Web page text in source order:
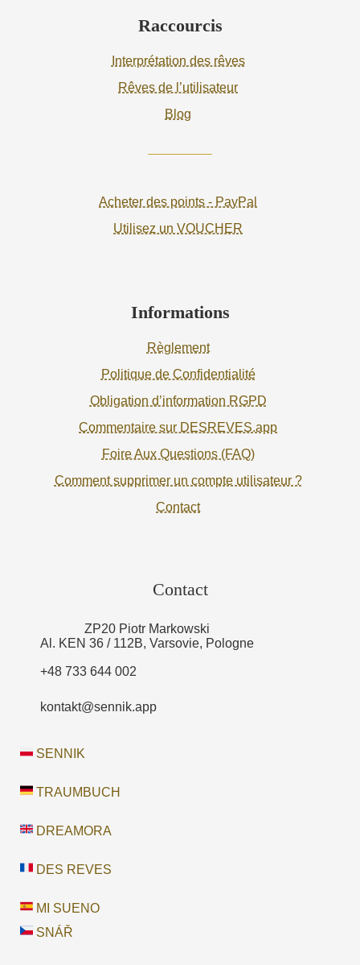
Raccourcis
Interprétation des rêves
Rêves de l’utilisateur
Blog
Acheter des points - PayPal
Utilisez un VOUCHER
Informations
Règlement
Politique de Confidentialité
Obligation d’information RGPD
Commentaire sur DESREVES.app
Foire Aux Questions (FAQ)
Comment supprimer un compte utilisateur ?
Contact
Contact
ZP20 Piotr Markowski
Al. KEN 36 / 112B, Varsovie, Pologne
+48 733 644 002
kontakt@sennik.app
SENNIK
TRAUMBUCH
DREAMORA
DES REVES
MI SUENO
SNÁŘ